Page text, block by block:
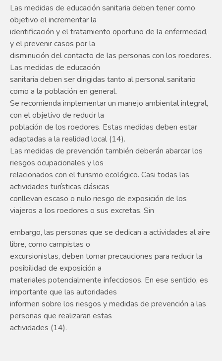
Las medidas de educación sanitaria deben tener como
objetivo el incrementar la
identificación y el tratamiento oportuno de la enfermedad,
y el prevenir casos por la
disminución del contacto de las personas con los roedores.
Las medidas de educación
sanitaria deben ser dirigidas tanto al personal sanitario
como a la población en general.
Se recomienda implementar un manejo ambiental integral,
con el objetivo de reducir la
población de los roedores. Estas medidas deben estar
adaptadas a la realidad local (14).
Las medidas de prevención también deberán abarcar los
riesgos ocupacionales y los
relacionados con el turismo ecológico. Casi todas las
actividades turísticas clásicas
conllevan escaso o nulo riesgo de exposición de los
viajeros a los roedores o sus excretas. Sin
embargo, las personas que se dedican a actividades al aire
libre, como campistas o
excursionistas, deben tomar precauciones para reducir la
posibilidad de exposición a
materiales potencialmente infecciosos. En ese sentido, es
importante que las autoridades
informen sobre los riesgos y medidas de prevención a las
personas que realizaran estas
actividades (14).